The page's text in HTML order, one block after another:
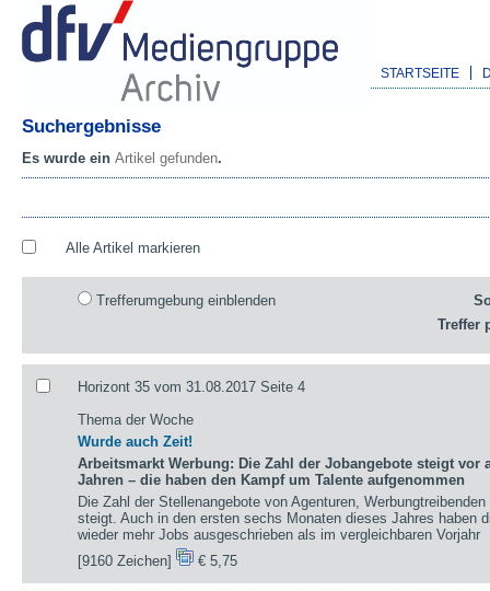
STARTSEITE
Suchergebnisse
Es wurde ein Artikel gefunden.
Alle Artikel markieren
Trefferumgebung einblenden
Treffer
Horizont 35 vom 31.08.2017 Seite 4
Thema der Woche
Wurde auch Zeit!
Arbeitsmarkt Werbung: Die Zahl der Jobangebote steigt vor
Jahren – die haben den Kampf um Talente aufgenommen
Die Zahl der Stellenangebote von Agenturen,
steigt. Auch in den ersten sechs Monaten dieses Jahres haben
wieder mehr Jobs ausgeschrieben als im vergleichbaren Vorjahr
[9160 Zeichen]
€ 5,75